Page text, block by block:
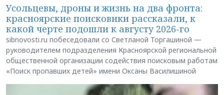
Усольцевы, дроны и жизнь на два фронта:
красноярские поисковики рассказали, к
какой черте подошли к августу 2026-го
sibnovosti.ru побеседовали со Светланой Торгашиной —
руководителем подразделения Красноярской региональной
общественной организации содействия поисковым работам
«Поиск пропавших детей» имени Оксаны Василишиной